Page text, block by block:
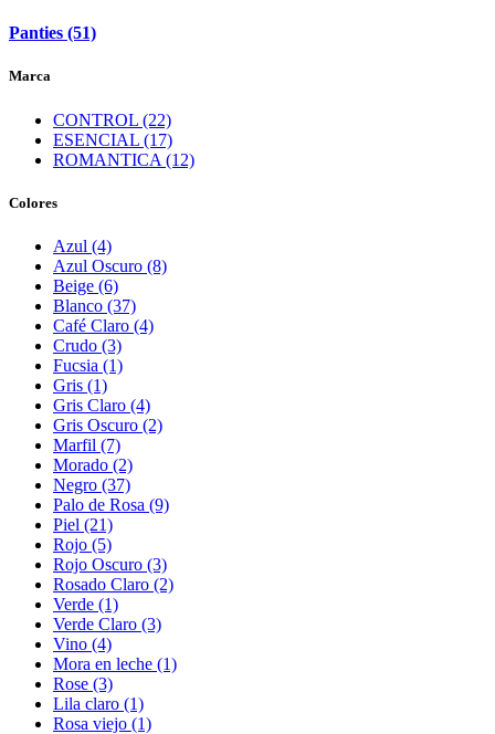
Panties (51)
Marca
CONTROL (22)
ESENCIAL (17)
ROMANTICA (12)
Colores
Azul (4)
Azul Oscuro (8)
Beige (6)
Blanco (37)
Café Claro (4)
Crudo (3)
Fucsia (1)
Gris (1)
Gris Claro (4)
Gris Oscuro (2)
Marfil (7)
Morado (2)
Negro (37)
Palo de Rosa (9)
Piel (21)
Rojo (5)
Rojo Oscuro (3)
Rosado Claro (2)
Verde (1)
Verde Claro (3)
Vino (4)
Mora en leche (1)
Rose (3)
Lila claro (1)
Rosa viejo (1)